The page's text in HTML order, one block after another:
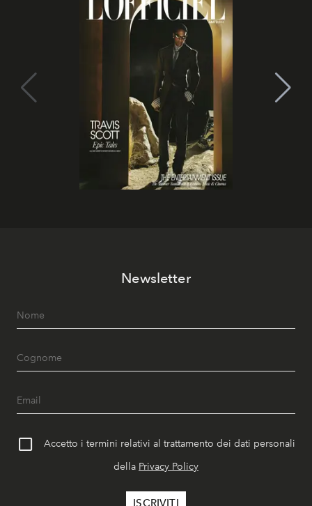
Newsletter
Accetto i termini relativi al trattamento dei dati personali
della Privacy Policy